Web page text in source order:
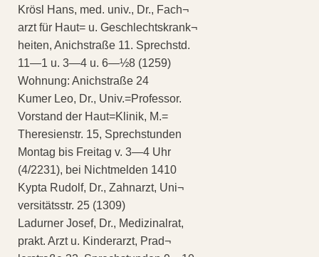
Krösl Hans, med. univ., Dr., Fach¬
arzt für Haut= u. Geschlechtskrank¬
heiten, Anichstraße 11. Sprechstd.
11—1 u. 3—4 u. 6—½8 (1259)
Wohnung: Anichstraße 24
Kumer Leo, Dr., Univ.=Professor.
Vorstand der Haut=Klinik, M.=
Theresienstr. 15, Sprechstunden
Montag bis Freitag v. 3—4 Uhr
(4/2231), bei Nichtmelden 1410
Kypta Rudolf, Dr., Zahnarzt, Uni¬
versitätsstr. 25 (1309)
Ladurner Josef, Dr., Medizinalrat,
prakt. Arzt u. Kinderarzt, Prad¬